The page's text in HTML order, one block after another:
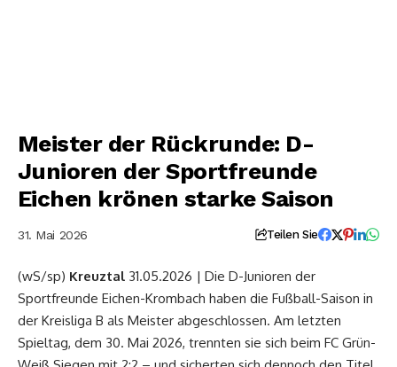
Meister der Rückrunde: D-
Junioren der Sportfreunde
Eichen krönen starke Saison
31. Mai 2026 Teilen Sie
(wS/sp) Kreuztal 31.05.2026 | Die D-Junioren der
Sportfreunde Eichen-Krombach haben die Fußball-Saison in
der Kreisliga B als Meister abgeschlossen. Am letzten
Spieltag, dem 30. Mai 2026, trennten sie sich beim FC Grün-